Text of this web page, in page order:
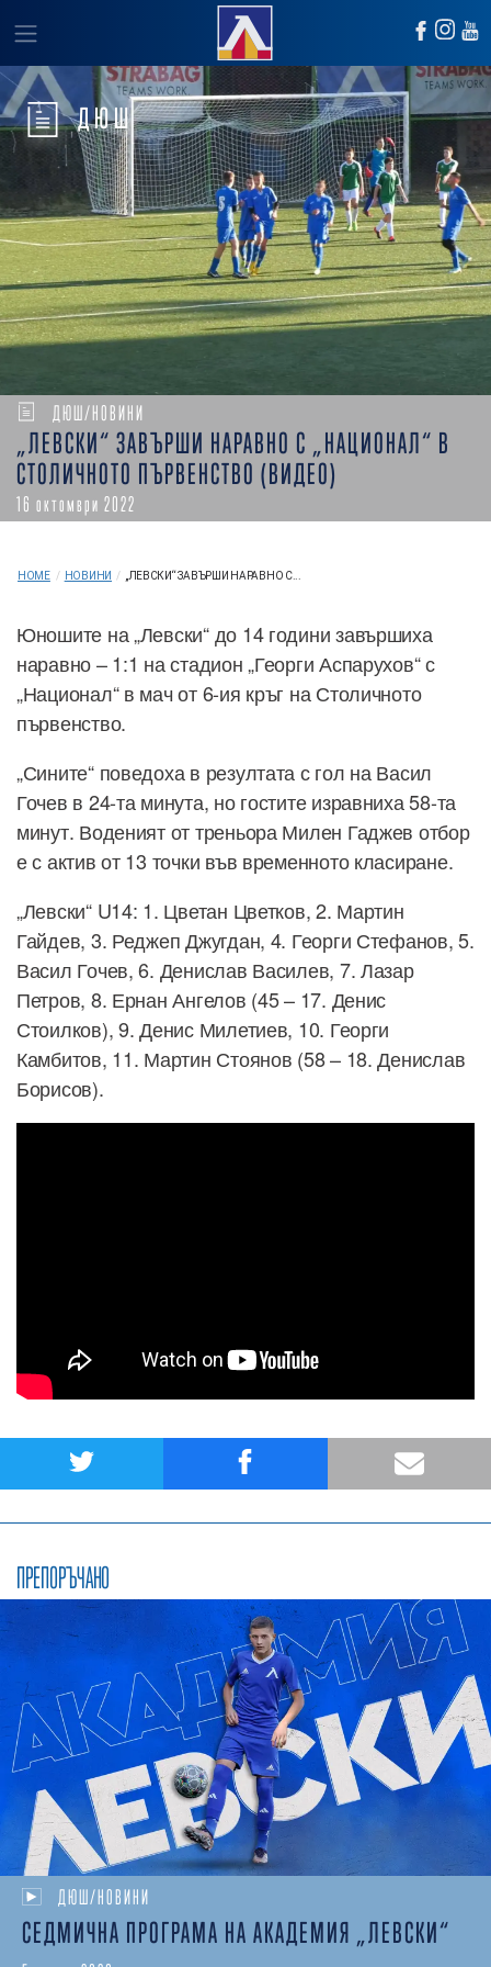
ДЮШ
ДЮШ/НОВИНИ
„ЛЕВСКИ“ ЗАВЪРШИ НАРАВНО С „НАЦИОНАЛ“ В
СТОЛИЧНОТО ПЪРВЕНСТВО (ВИДЕО)
16 октомври 2022
HOME / НОВИНИ / „ЛЕВСКИ“ ЗАВЪРШИ НАРАВНО С...
Юношите на „Левски“ до 14 години завършиха
наравно – 1:1 на стадион „Георги Аспарухов“ с
„Национал“ в мач от 6-ия кръг на Столичното
първенство.
„Сините“ поведоха в резултата с гол на Васил
Гочев в 24-та минута, но гостите изравниха 58-та
минут. Воденият от треньора Милен Гаджев отбор
е с актив от 13 точки във временното класиране.
„Левски“ U14: 1. Цветан Цветков, 2. Мартин
Гайдев, 3. Реджеп Джугдан, 4. Георги Стефанов, 5.
Васил Гочев, 6. Денислав Василев, 7. Лазар
Петров, 8. Ернан Ангелов (45 – 17. Денис
Стоилков), 9. Денис Милетиев, 10. Георги
Камбитов, 11. Мартин Стоянов (58 – 18. Денислав
Борисов).
ПРЕПОРЪЧАНО
ДЮШ/НОВИНИ
СЕДМИЧНА ПРОГРАМА НА АКАДЕМИЯ „ЛЕВСКИ“